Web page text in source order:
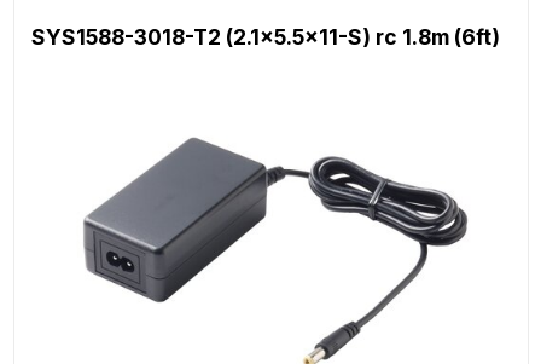
SYS1588-3018-T2 (2.1x5.5x11-S) rc 1.8m (6ft)